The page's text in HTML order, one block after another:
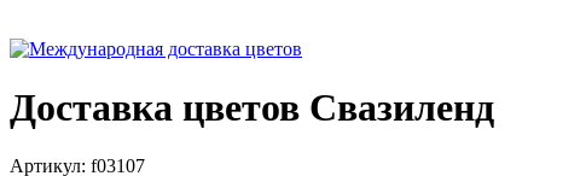
Доставка цветов Свазиленд
Артикул: f03107